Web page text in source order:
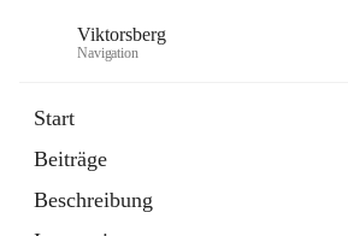
Viktorsberg
Navigation
Start
Beiträge
Beschreibung
1 Schnellzugriff